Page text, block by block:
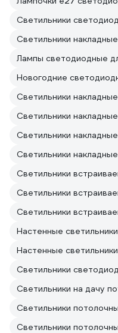
Светильники
Светильники
Лампы светодиодные
Новогодние
Светильники
Светильники
Светильники
Светильники
Светильники
Настенные
Настенные
Светильники
Светильники на дачу
Светильники
Светильники